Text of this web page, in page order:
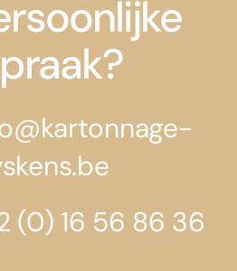
(0) 16 56 86 36